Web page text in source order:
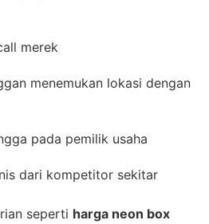
merek
menemukan lokasi dengan
pada pemilik usaha
dari kompetitor sekitar
seperti harga neon box